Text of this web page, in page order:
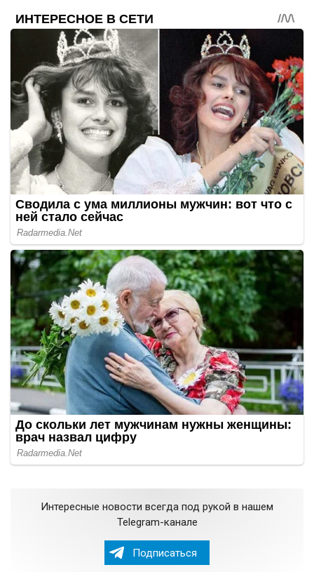
Интересные новости всегда под рукой в нашем
Telegram-канале
Подписаться